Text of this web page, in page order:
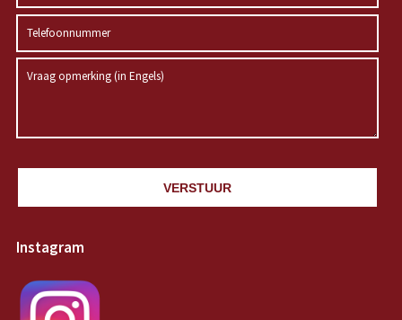
VERSTUUR
Instagram